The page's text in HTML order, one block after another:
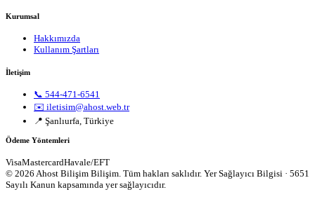
Kurumsal
Hakkımızda
Kullanım Şartları
İletişim
📞 544-471-6541
✉️ iletisim@ahost.web.tr
📍 Şanlıurfa, Türkiye
Ödeme Yöntemleri
VisaMastercardHavale/EFT
© 2026 Ahost Bilişim Bilişim. Tüm hakları saklıdır. Yer Sağlayıcı Bilgisi · 5651
Sayılı Kanun kapsamında yer sağlayıcıdır.